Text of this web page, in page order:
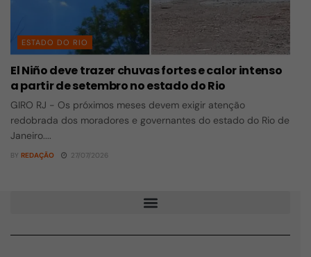
ESTADO DO RIO
El Niño deve trazer chuvas fortes e calor intenso
a partir de setembro no estado do Rio
GIRO RJ - Os próximos meses devem exigir atenção
redobrada dos moradores e governantes do estado do Rio de
Janeiro....
BY REDAÇÃO 27/07/2026